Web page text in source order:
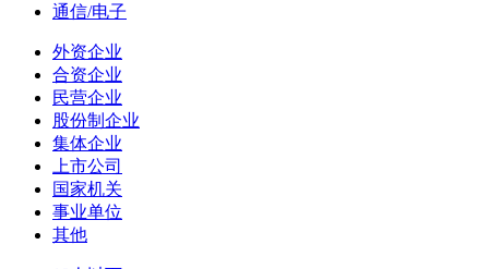
通信/电子
外资企业
合资企业
民营企业
股份制企业
集体企业
上市公司
国家机关
事业单位
其他